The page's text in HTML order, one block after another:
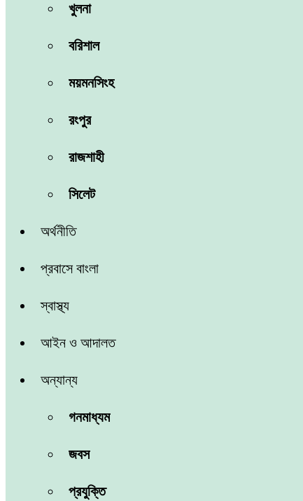
খুলনা
বরিশাল
ময়মনসিংহ
রংপুর
রাজশাহী
সিলেট
অর্থনীতি
প্রবাসে বাংলা
স্বাস্থ্য
আইন ও আদালত
অন্যান্য
গনমাধ্যম
জবস
প্রযুক্তি